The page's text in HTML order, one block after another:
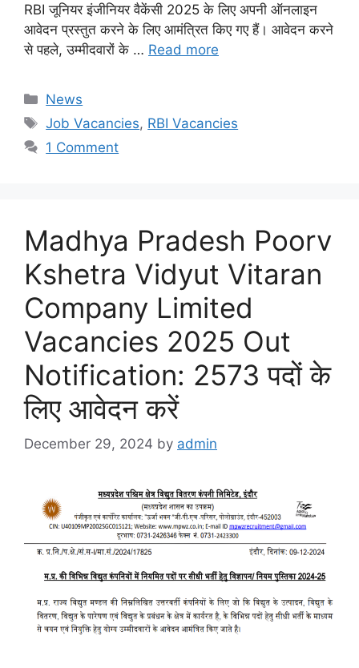
RBI जूनियर इंजीनियर वैकेंसी 2025 के लिए अपनी ऑनलाइन
आवेदन प्रस्तुत करने के लिए आमंत्रित किए गए हैं। आवेदन करने
से पहले, उम्मीदवारों के … Read more
Categories
News
Tags
Job Vacancies, RBI Vacancies
1 Comment
Madhya Pradesh Poorv
Kshetra Vidyut Vitaran
Company Limited
Vacancies 2025 Out
Notification: 2573 पदों के
लिए आवेदन करें
December 29, 2024 by admin